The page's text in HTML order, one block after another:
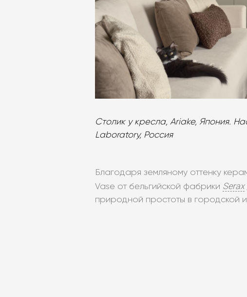
Столик у кресла, Ariake, Япония.
Laboratory, Россия
Благодаря земляному оттенку
Vase от бельгийской фабрики Serax
природной простоты в городской